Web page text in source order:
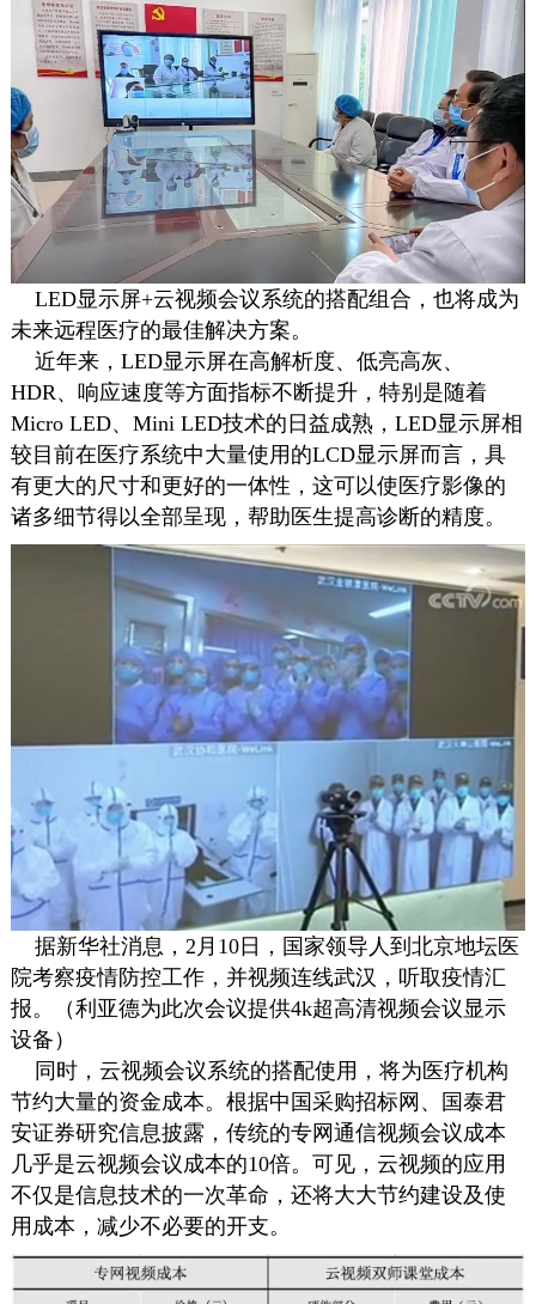
LED显示屏+云视频会议系统的搭配组合，也将成为
未来远程医疗的最佳解决方案。
近年来，LED显示屏在高解析度、低亮高灰、
HDR、响应速度等方面指标不断提升，特别是随着
Micro LED、Mini LED技术的日益成熟，LED显示屏相
较目前在医疗系统中大量使用的LCD显示屏而言，具
有更大的尺寸和更好的一体性，这可以使医疗影像的
诸多细节得以全部呈现，帮助医生提高诊断的精度。
据新华社消息，2月10日，国家领导人到北京地坛医
院考察疫情防控工作，并视频连线武汉，听取疫情汇
报。（利亚德为此次会议提供4k超高清视频会议显示
设备）
同时，云视频会议系统的搭配使用，将为医疗机构
节约大量的资金成本。根据中国采购招标网、国泰君
安证券研究信息披露，传统的专网通信视频会议成本
几乎是云视频会议成本的10倍。可见，云视频的应用
不仅是信息技术的一次革命，还将大大节约建设及使
用成本，减少不必要的开支。